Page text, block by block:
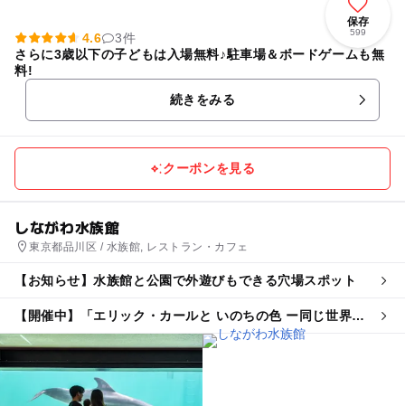
保存
599
4.6
3件
さらに3歳以下の子どもは入場無料♪駐車場＆ボードゲームも無
料!
続きをみる
クーポンを見る
しながわ水族館
東京都品川区 / 水族館, レストラン・カフェ
【お知らせ】水族館と公園で外遊びもできる穴場スポット
【開催中】「エリック・カールと いのちの色 ー同じ世界